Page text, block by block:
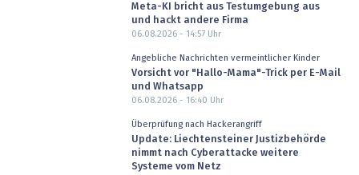
Meta-KI bricht aus Testumgebung aus
und hackt andere Firma
06.08.2026 - 14:57Uhr
Angebliche Nachrichten vermeintlicher Kinder
Vorsicht vor "Hallo-Mama"-Trick per E-Mail
und Whatsapp
06.08.2026 - 16:40 Uhr
Überprüfung nach Hackerangriff
Update: Liechtensteiner Justizbehörde
nimmt nach Cyberattacke weitere
Systeme vom Netz